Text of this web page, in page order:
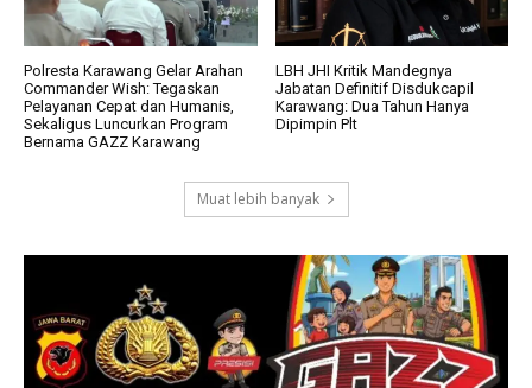
Polresta Karawang Gelar Arahan
Commander Wish: Tegaskan
Pelayanan Cepat dan Humanis,
Sekaligus Luncurkan Program
Bernama GAZZ Karawang
LBH JHI Kritik Mandegnya
Jabatan Definitif Disdukcapil
Karawang: Dua Tahun Hanya
Dipimpin Plt
Muat lebih banyak